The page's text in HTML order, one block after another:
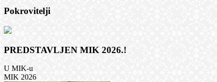
Pokrovitelji
PREDSTAVLJEN MIK 2026.!
U MIK-u
MIK 2026